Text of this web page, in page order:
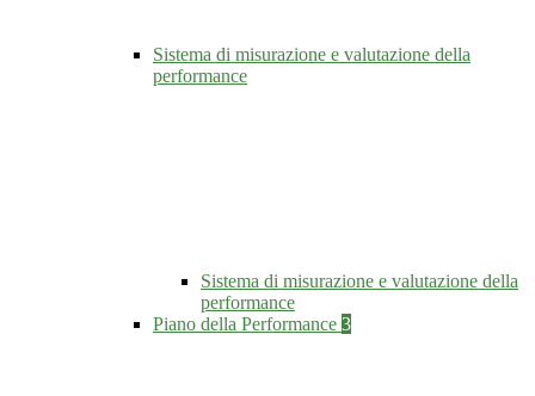
Sistema di misurazione e valutazione della
performance
Sistema di misurazione e valutazione della
performance
Piano della Performance 3